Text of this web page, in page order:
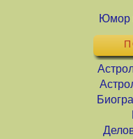
Юмор